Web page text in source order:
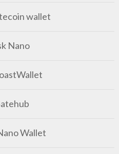
wallet
Nano
Wallet